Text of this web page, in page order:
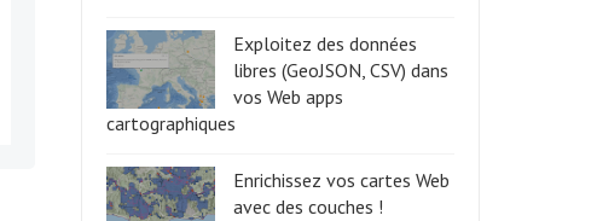
Exploitez des données
libres (GeoJSON, CSV) dans
vos Web apps
cartographiques
Enrichissez vos cartes Web
avec des couches !